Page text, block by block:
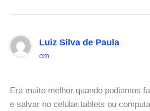
Luiz Silva de Paula
em
Era muito melhor quando podiamos
e salvar no celular,tablets ou